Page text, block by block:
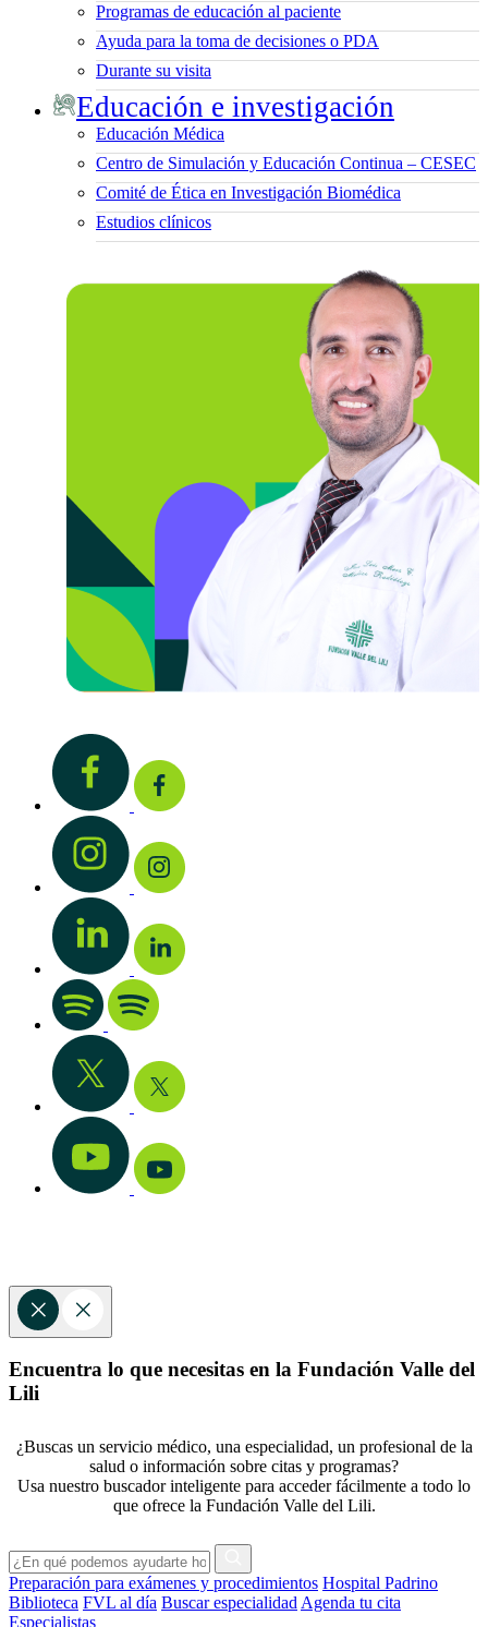
Programas de educación al paciente
Ayuda para la toma de decisiones o PDA
Durante su visita
Educación e investigación
Educación Médica
Centro de Simulación y Educación Continua – CESEC
Comité de Ética en Investigación Biomédica
Estudios clínicos
Encuentra lo que necesitas en la Fundación Valle del
Lili
¿Buscas un servicio médico, una especialidad, un profesional de la
salud o información sobre citas y programas?
Usa nuestro buscador inteligente para acceder fácilmente a todo lo
que ofrece la Fundación Valle del Lili.
Preparación para exámenes y procedimientos Hospital Padrino
Biblioteca FVL al día Buscar especialidad Agenda tu cita
Especialistas